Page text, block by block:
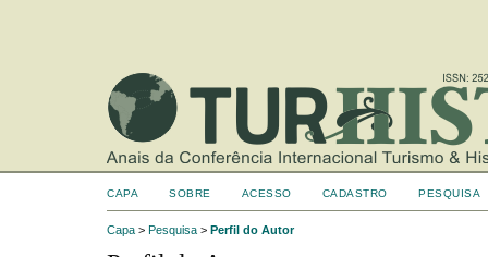
CAPA SOBRE ACESSO CADASTRO PESQUISA
Capa > Pesquisa > Perfil do Autor